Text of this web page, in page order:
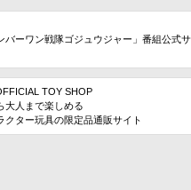
バーワン戦隊ゴジュウジャー」番組公式
TOY SHOP
大人まで楽しめる
クター玩具の限定品通販サイト